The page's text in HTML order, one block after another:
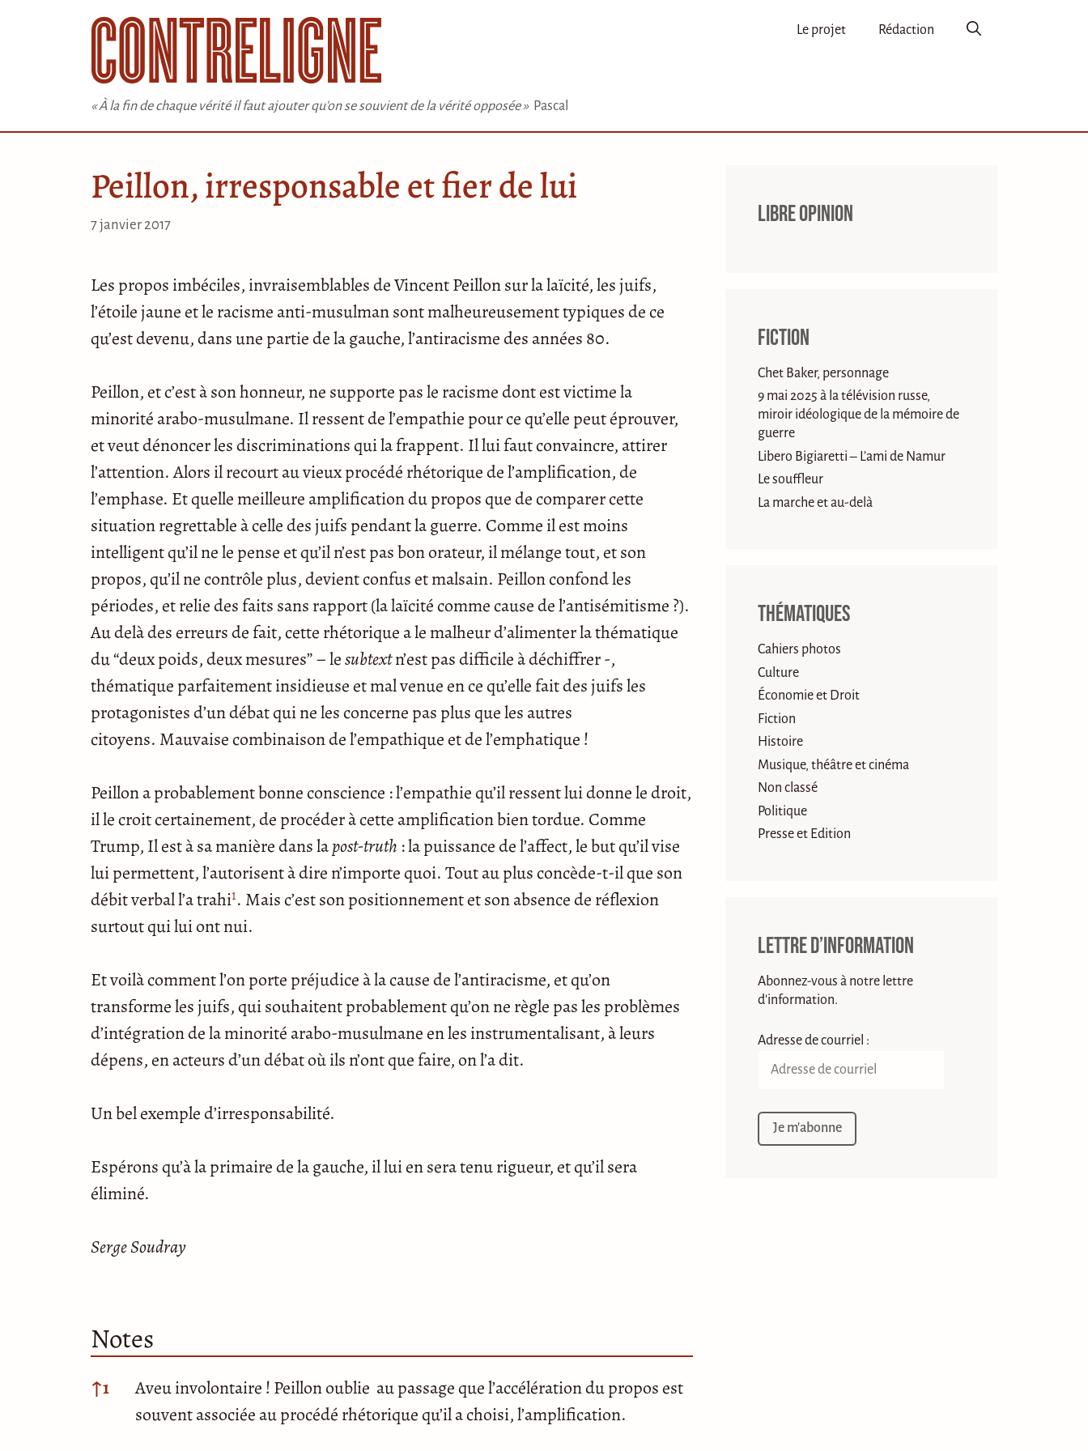
« À la fin de chaque vérité il faut ajouter qu'on se souvient de la vérité opposée » Pascal
Le projet Rédaction
Peillon, irresponsable et fier de lui
7 janvier 2017
Les propos imbéciles, invraisemblables de Vincent Peillon sur la laïcité, les juifs,
l’étoile jaune et le racisme anti-musulman sont malheureusement typiques de ce
qu’est devenu, dans une partie de la gauche, l’antiracisme des années 80.
Peillon, et c’est à son honneur, ne supporte pas le racisme dont est victime la
minorité arabo-musulmane. Il ressent de l’empathie pour ce qu’elle peut éprouver,
et veut dénoncer les discriminations qui la frappent. Il lui faut convaincre, attirer
l’attention. Alors il recourt au vieux procédé rhétorique de l’amplification, de
l’emphase. Et quelle meilleure amplification du propos que de comparer cette
situation regrettable à celle des juifs pendant la guerre. Comme il est moins
intelligent qu’il ne le pense et qu’il n’est pas bon orateur, il mélange tout, et son
propos, qu’il ne contrôle plus, devient confus et malsain. Peillon confond les
périodes, et relie des faits sans rapport (la laïcité comme cause de l’antisémitisme ?).
Au delà des erreurs de fait, cette rhétorique a le malheur d’alimenter la thématique
du “deux poids, deux mesures” – lesubtextn’est pas difficile à déchiffrer -,
thématique parfaitement insidieuse et mal venue en ce qu’elle fait des juifs les
protagonistes d’un débat qui ne les concerne pas plus que les autres
citoyens. Mauvaise combinaison de l’empathique et de l’emphatique !
Peillon a probablement bonne conscience : l’empathie qu’il ressent lui donne le droit,
il le croit certainement, de procéder à cette amplification bien tordue. Comme
Trump, Il est à sa manière dans lapost-truth : la puissance de l’affect, le but qu’il vise
lui permettent, l’autorisent à dire n’importe quoi. Tout au plus concède-t-il que son
débit verbal l’a trahi1. Mais c’est son positionnement et son absence de réflexion
surtout qui lui ont nui.
Et voilà comment l’on porte préjudice à la cause de l’antiracisme, et qu’on
transforme les juifs, qui souhaitent probablement qu’on ne règle pas les problèmes
d’intégration de la minorité arabo-musulmane en les instrumentalisant, à leurs
dépens, en acteurs d’un débat où ils n’ont que faire, on l’a dit.
Un bel exemple d’irresponsabilité.
Espérons qu’à la primaire de la gauche, il lui en sera tenu rigueur, et qu’il sera
éliminé.
Serge Soudray
Notes
Notes
↑1
Aveu involontaire ! Peillon oublie au passage que l’accélération du propos est
souvent associée au procédé rhétorique qu’il a choisi, l’amplification.
Libre opinion
Fiction
Chet Baker, personnage
9 mai 2025 à la télévision russe,
miroir idéologique de la mémoire de
guerre
Libero Bigiaretti – L’ami de Namur
Le souffleur
La marche et au-delà
Thématiques
Cahiers photos
Culture
Économie et Droit
Fiction
Histoire
Musique, théâtre et cinéma
Non classé
Politique
Presse et Edition
Lettre d’information
Abonnez-vous à notre lettre
d'information.
Adresse de courriel :